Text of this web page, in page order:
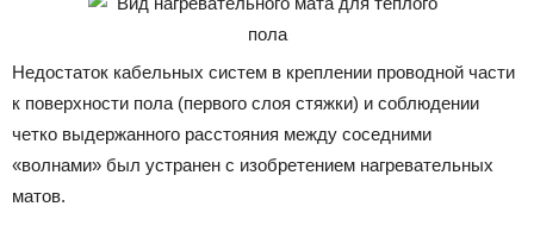
Недостаток кабельных систем в креплении проводной части
к поверхности пола (первого слоя стяжки) и соблюдении
четко выдержанного расстояния между соседними
«волнами» был устранен с изобретением нагревательных
матов.